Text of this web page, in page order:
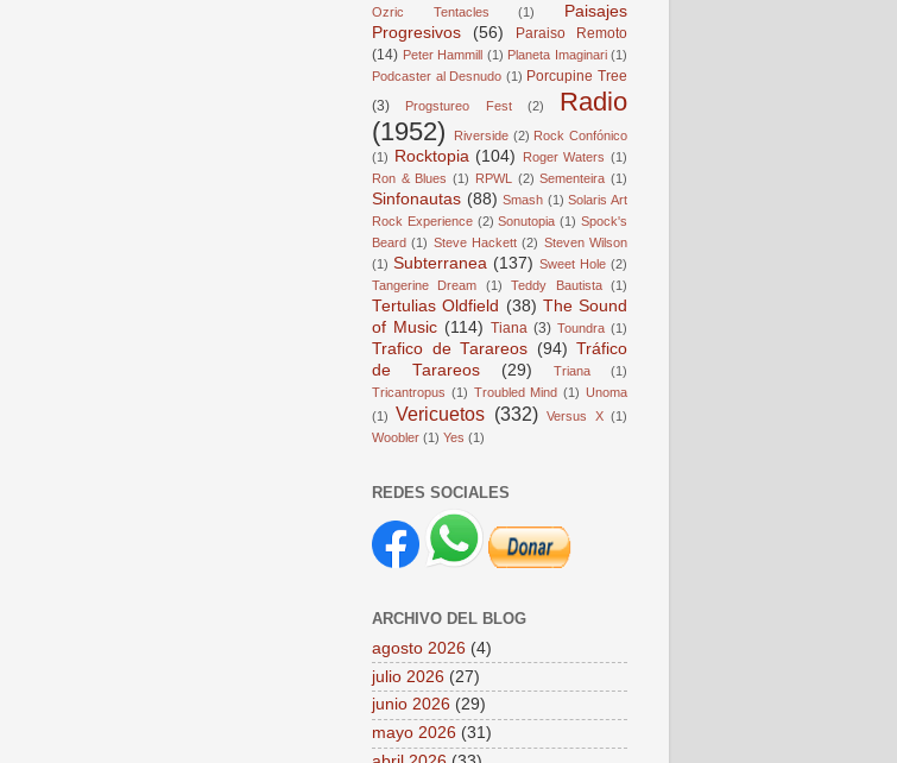
Ozric Tentacles (1)
Paisajes
Progresivos
(56)
Paraiso Remoto
(14) Peter Hammill (1) Planeta Imaginari (1)
Podcaster al Desnudo (1) Porcupine Tree
(3)
Progstureo Fest (2)
Radio
(1952)
Riverside (2) Rock Confónico
(1) Rocktopia (104) Roger Waters (1)
Ron & Blues (1) RPWL (2) Sementeira (1)
Sinfonautas (88) Smash (1) Solaris Art
Rock Experience (2) Sonutopia (1) Spock's
Beard (1) Steve Hackett (2) Steven Wilson
(1) Subterranea (137) Sweet Hole (2)
Tangerine Dream
(1) Teddy Bautista (1)
Tertulias Oldfield (38) The Sound
of Music (114) Tiana (3) Toundra (1)
Trafico de Tarareos (94) Tráfico
de Tarareos
(29) Triana
(1)
Tricantropus (1) Troubled Mind (1) Unoma
(1)
Vericuetos (332) Versus X (1)
Woobler (1) Yes (1)
REDES SOCIALES
ARCHIVO DEL BLOG
agosto 2026 (4)
julio 2026 (27)
junio 2026 (29)
mayo 2026 (31)